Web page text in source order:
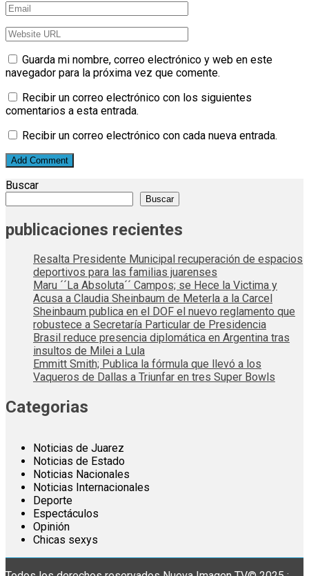
Guarda mi nombre, correo electrónico y web en este
navegador para la próxima vez que comente.
Recibir un correo electrónico con los siguientes
comentarios a esta entrada.
Recibir un correo electrónico con cada nueva entrada.
Buscar
Buscar
publicaciones recientes
Resalta Presidente Municipal recuperación de espacios
deportivos para las familias juarenses
Maru ´´La Absoluta´´ Campos; se Hece la Victima y
Acusa a Claudia Sheinbaum de Meterla a la Carcel
Sheinbaum publica en el DOF el nuevo reglamento que
robustece a Secretaría Particular de Presidencia
Brasil reduce presencia diplomática en Argentina tras
insultos de Milei a Lula
Emmitt Smith; Publica la fórmula que llevó a los
Vaqueros de Dallas a Triunfar en tres Super Bowls
Categorias
Noticias de Juarez
Noticias de Estado
Noticias Nacionales
Noticias Internacionales
Deporte
Espectáculos
Opinión
Chicas sexys